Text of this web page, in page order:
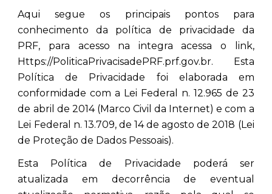
Aqui segue os principais pontos para
conhecimento da política de privacidade da
PRF, para acesso na integra acessa o link,
Https://PoliticaPrivacisadePRF.prf.gov.br. Esta
Política de Privacidade foi elaborada em
conformidade com a Lei Federal n. 12.965 de 23
de abril de 2014 (Marco Civil da Internet) e com a
Lei Federal n. 13.709, de 14 de agosto de 2018 (Lei
de Proteção de Dados Pessoais).
Esta Política de Privacidade poderá ser
atualizada em decorrência de eventual